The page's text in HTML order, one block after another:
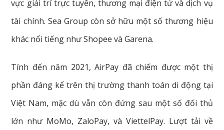
vực giải trí trực tuyến, thương mại điện tử và dịch vụ
tài chính. Sea Group còn sở hữu một số thương hiệu
khác nổi tiếng như Shopee và Garena.
Tính đến năm 2021, AirPay đã chiếm được một thị
phần đáng kể trên thị trường thanh toán di động tại
Việt Nam, mặc dù vẫn còn đứng sau một số đối thủ
lớn như MoMo, ZaloPay, và ViettelPay. Lượt tải về